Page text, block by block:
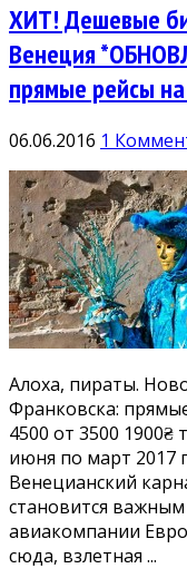
ХИТ! Дешевые
Венеция
прямые рейсы
06.06.2016 1
Алоха, пираты.
Франковска:
4500 от 3500 1900₴
июня по март 2017
Венецианский
становится
авиакомпании
сюда, взлетная ...